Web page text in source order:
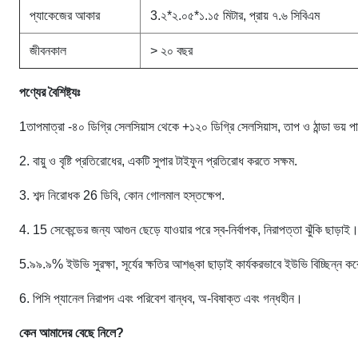
প্যাকেজের আকার 3.২*২.০৫*১.১৫ মিটার, প্রায় ৭.৬ সিবিএম
জীবনকাল > ২০ বছর
পণ্যের বৈশিষ্ট্যঃ
1তাপমাত্রা -৪০ ডিগ্রি সেলসিয়াস থেকে +১২০ ডিগ্রি সেলসিয়াস, তাপ ও ঠান্ডা ভয়
2. বায়ু ও বৃষ্টি প্রতিরোধের, একটি সুপার টাইফুন প্রতিরোধ করতে সক্ষম.
3. শব্দ নিরোধক 26 ডিবি, কোন গোলমাল হস্তক্ষেপ.
4. 15 সেকেন্ডের জন্য আগুন ছেড়ে যাওয়ার পরে স্ব-নির্বাপক, নিরাপত্তা ঝুঁকি ছাড়াই।
5.৯৯.৯% ইউভি সুরক্ষা, সূর্যের ক্ষতির আশঙ্কা ছাড়াই কার্যকরভাবে ইউভি বিচ্ছিন্ন
6. পিসি প্যানেল নিরাপদ এবং পরিবেশ বান্ধব, অ-বিষাক্ত এবং গন্ধহীন।
কেন আমাদের বেছে নিলে?